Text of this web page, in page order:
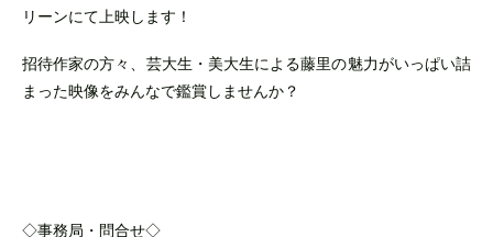
リーンにて上映します！
招待作家の方々、芸大生・美大生による藤里の魅力がいっぱい詰
まった映像をみんなで鑑賞しませんか？
◇事務局・問合せ◇